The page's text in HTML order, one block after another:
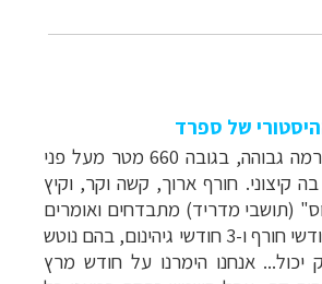
של ספרד
מדריד בנויה על רמה גבוהה, בגובה 660 מטר מעל פני
בה קיצוני. חורף ארוך, קשה וקר, וקיץ
(תושבי מדריד) מתבדחים ואומרים
עליה שיש בה 9 חודשי חורף ו-3 חודשי גיהינום, בהם נוטש
אנחנו הימרנו על חודש מרץ